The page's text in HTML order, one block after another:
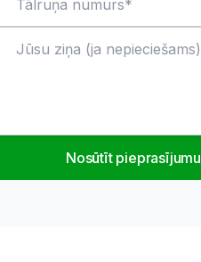
Nosūtīt pieprasījumu